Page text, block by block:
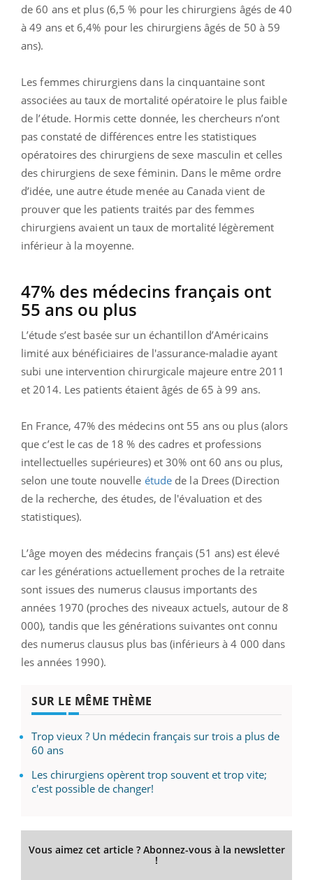
de 60 ans et plus (6,5 % pour les chirurgiens âgés de 40
à 49 ans et 6,4% pour les chirurgiens âgés de 50 à 59
ans).
Les femmes chirurgiens dans la cinquantaine sont
associées au taux de mortalité opératoire le plus faible
de l’étude. Hormis cette donnée, les chercheurs n’ont
pas constaté de différences entre les statistiques
opératoires des chirurgiens de sexe masculin et celles
des chirurgiens de sexe féminin. Dans le même ordre
d’idée, une autre étude menée au Canada vient de
prouver que les patients traités par des femmes
chirurgiens avaient un taux de mortalité légèrement
inférieur à la moyenne.
47% des médecins français ont
55 ans ou plus
L’étude s’est basée sur un échantillon d’Américains
limité aux bénéficiaires de l'assurance-maladie ayant
subi une intervention chirurgicale majeure entre 2011
et 2014. Les patients étaient âgés de 65 à 99 ans.
En France, 47% des médecins ont 55 ans ou plus (alors
que c’est le cas de 18 % des cadres et professions
intellectuelles supérieures) et 30% ont 60 ans ou plus,
selon une toute nouvelle étude de la Drees (Direction
de la recherche, des études, de l'évaluation et des
statistiques).
L’âge moyen des médecins français (51 ans) est élevé
car les générations actuellement proches de la retraite
sont issues des numerus clausus importants des
années 1970 (proches des niveaux actuels, autour de 8
000), tandis que les générations suivantes ont connu
des numerus clausus plus bas (inférieurs à 4 000 dans
les années 1990).
SUR LE MÊME THÈME
Trop vieux ? Un médecin français sur trois a plus de
60 ans
Les chirurgiens opèrent trop souvent et trop vite;
c'est possible de changer!
Vous aimez cet article ? Abonnez-vous à la newsletter
!